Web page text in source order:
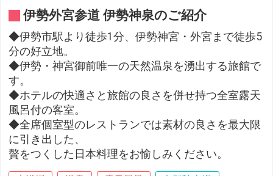
伊勢外宮参道 伊勢神泉のご紹介
◆伊勢市駅より徒歩1分、伊勢神宮・外宮まで徒歩5
分の好立地。
◆伊勢・神宮御前唯一の天然温泉を湧出する旅館で
す。
◆ホテルの快適さと旅館の良さを併せ持つ全室露天
風呂付の客室。
◆全席個室型のレストランでは素材の良さを最大限
に引き出した、
贅をつくした日本料理をお愉しみください。